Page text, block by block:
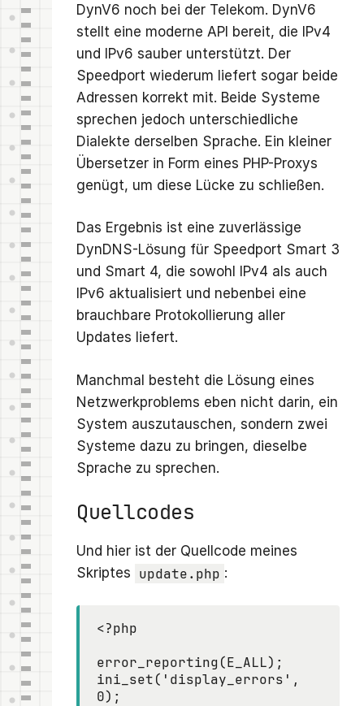
DynV6 noch bei der Telekom. DynV6
stellt eine moderne API bereit, die IPv4
und IPv6 sauber unterstützt. Der
Speedport wiederum liefert sogar beide
Adressen korrekt mit. Beide Systeme
sprechen jedoch unterschiedliche
Dialekte derselben Sprache. Ein kleiner
Übersetzer in Form eines PHP-Proxys
genügt, um diese Lücke zu schließen.
Das Ergebnis ist eine zuverlässige
DynDNS-Lösung für Speedport Smart 3
und Smart 4, die sowohl IPv4 als auch
IPv6 aktualisiert und nebenbei eine
brauchbare Protokollierung aller
Updates liefert.
Manchmal besteht die Lösung eines
Netzwerkproblems eben nicht darin, ein
System auszutauschen, sondern zwei
Systeme dazu zu bringen, dieselbe
Sprache zu sprechen.
Quellcodes
Und hier ist der Quellcode meines
Skriptes update.php :
<?php
error_reporting(E_ALL);
ini_set('display_errors',
0);